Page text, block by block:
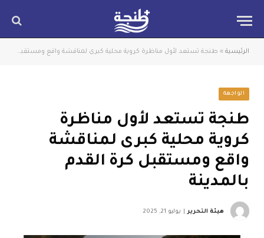
الرئيسية » طنجة تستعد لأول مناظرة كروية محلية كبرى لمناقشة واقع ومستقبل كرة القدم بالمدينة
الواجهة
طنجة تستعد لأول مناظرة
كروية محلية كبرى لمناقشة
واقع ومستقبل كرة القدم
بالمدينة
هيئة التحرير يوليو 21, 2025